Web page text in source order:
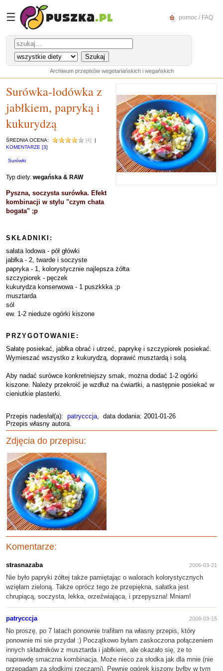
☰ pomoc / FAQ
Archiwum przepisów wegetariańskich i wegańskich
Surówka-lodówka z
jabłkiem, papryką i
kukurydzą
ŚREDNIA OCENA: [4]
|
KOMENTARZE [3]
Surówki
Typ diety: wegańska & RAW
Pyszna, soczysta surówka. Efekt
kombinacji w stylu "czym chata
bogata" ;p
SKŁADNIKI:
sałata lodowa - pół główki
jabłka - 2, twarde i soczyste
papryka - 1, kolorystycznie najlepsza żółta
szczypiorek - pęczek
kukurydza konserwowa - 1 puszkkka ;p
musztarda
sól
ew. 1-2 nieduże ogórki kiszone
PRZYGOTOWANIE:
Sałatę posiekać, jabłka obrać i utrzeć, paprykę i szczypiorek posiekać.
Wymieszać wszystko z kukurydzą, doprawić musztardą i solą.
Aby nadać surówce konkretniejszy smak, można dodać 1-2 ogórki
kiszone. Należy przekroić je wzdłuż na ćwiartki, a następnie posiekać w
cieniutkie plasterki.
Przepis nadesłał(a): patrycccja, data dodania: 2001-01-26
Przepis własny autora.
Zdjęcia do przepisu:
Komentarze:
strasnazaba 2006-03-21
Nie było papryki żółtej także pamiętając o walorach kolorystycznych
wzięłam zieloną. Także oprócz tego że przepiękna, sałatka jest
chrupiącą, soczysta, lekka, orzeźwiająca, i przepyszna! Mniam!
patrycccja 2008-03-15
No proszę, po 7 latach ponownie trafiłam na własny przepis, który
ponownie mi sie przydał :) Początkowo byłam zaskoczona połączeniem
innych składników z musztarda i jabłkiem, ale okazało się, że to
naprawdę smaczna kombinacja. Może nieco za słodka jak dla mnie (nie
przepadam za słodkimi rzeczami). Pewnie ogórek kiszony byłby w tym